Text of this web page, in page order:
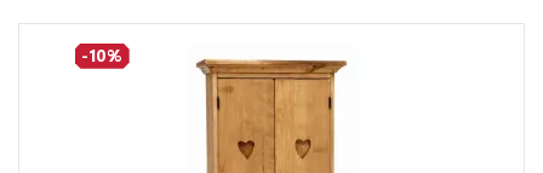
-10%